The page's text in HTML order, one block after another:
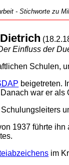
- Stichworte zu
Einfluss der
Schulen,
beigetreten.
war er
1937 führte
im